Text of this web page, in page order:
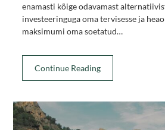
enamasti kõige odavamast
investeeringuga oma tervisesse ja
maksimumi oma soetatud…
Continue Reading